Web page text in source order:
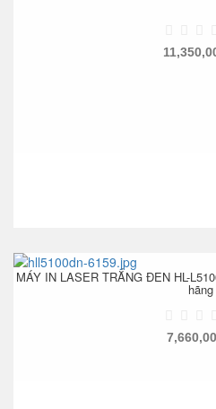
MÁY IN LASER TRẮNG ĐEN HL-
hãng